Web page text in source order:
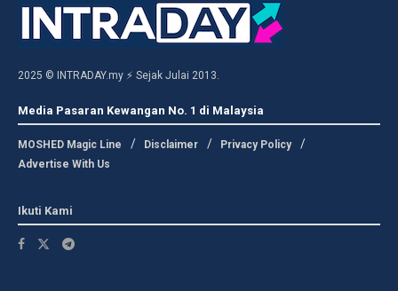
2025 © INTRADAY.my ⚡ Sejak Julai 2013.
Media Pasaran Kewangan No. 1 di Malaysia
MOSHED Magic Line Disclaimer
Privacy Policy
Advertise With Us
Ikuti Kami